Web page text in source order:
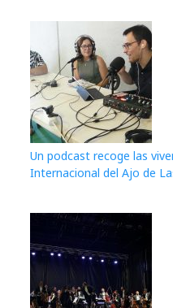
Un podcast recoge las
Internacional del Ajo de